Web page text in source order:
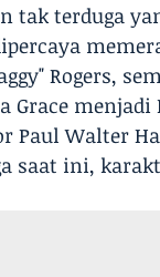
tak terduga
Rogers,
menjadi
Paul Walter
saat ini,